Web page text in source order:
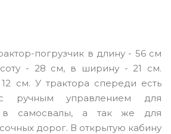
погрузчик в длину - 56 см
- 28 см, в ширину - 21 см.
см. У трактора спереди есть
ручным управлением для
в самосвалы, а так же для
дорог. В открытую кабину